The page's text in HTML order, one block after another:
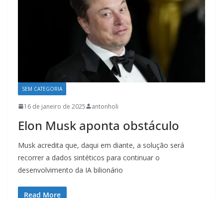
SEM CATEGORIA
16 de janeiro de 2025 antonholi
Elon Musk aponta obstáculo
Musk acredita que, daqui em diante, a solução será
recorrer a dados sintéticos para continuar o
desenvolvimento da IA bilionário
Read More